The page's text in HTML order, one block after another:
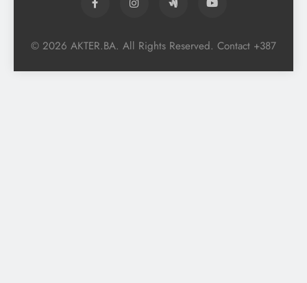
© 2026 AKTER.BA. All Rights Reserved. Contact +387